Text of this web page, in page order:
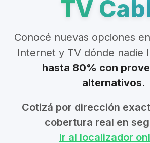
TV
Conocé nuevas opciones
Internet y TV dónde nadie
hasta 80% con
alternativos.
Cotizá por dirección
cobertura real en
Ir al localizador